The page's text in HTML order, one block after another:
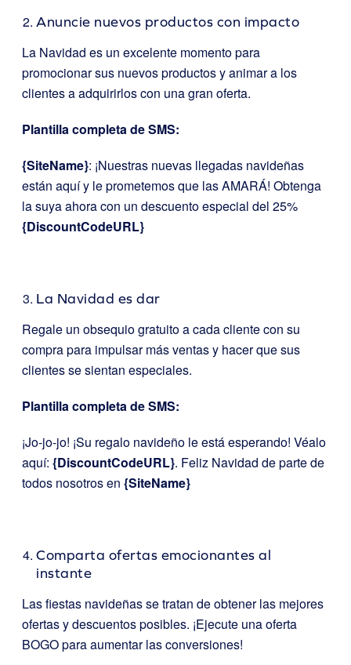
Anuncie nuevos productos con impacto
La Navidad es un excelente momento para
promocionar sus nuevos productos y animar a los
clientes a adquirirlos con una gran oferta.
Plantilla completa de SMS:
{SiteName}: ¡Nuestras nuevas llegadas navideñas
están aquí y le prometemos que las AMARÁ! Obtenga
la suya ahora con un descuento especial del 25%
{DiscountCodeURL}
La Navidad es dar
Regale un obsequio gratuito a cada cliente con su
compra para impulsar más ventas y hacer que sus
clientes se sientan especiales.
Plantilla completa de SMS:
¡Jo-jo-jo! ¡Su regalo navideño le está esperando! Véalo
aquí: {DiscountCodeURL}. Feliz Navidad de parte de
todos nosotros en {SiteName}
Comparta ofertas emocionantes al
instante
Las fiestas navideñas se tratan de obtener las mejores
ofertas y descuentos posibles. ¡Ejecute una oferta
BOGO para aumentar las conversiones!